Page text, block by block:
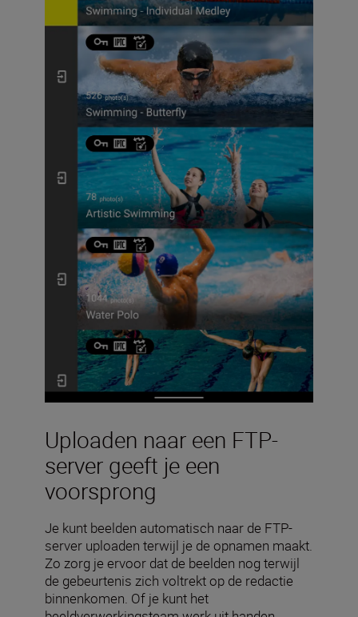
Uploaden naar een FTP-
server geeft je een
voorsprong
Je kunt beelden automatisch naar de FTP-
server uploaden terwijl je de opnamen maakt.
Zo zorg je ervoor dat de beelden nog terwijl
de gebeurtenis zich voltrekt op de redactie
binnenkomen. Of je kunt het